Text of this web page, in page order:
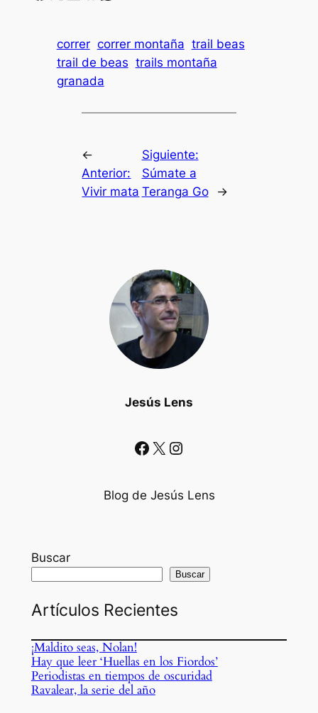
Jesús Lens
Facebook X Instagram
Blog de Jesús Lens
correr correr montaña trail beas
trail de beas trails montaña
granada
←
Anterior:
Vivir mata
Siguiente:
Súmate a
Teranga Go
→
Buscar
Buscar
Artículos Recientes
¡Maldito seas, Nolan!
Hay que leer ‘Huellas en los Fiordos’
Periodistas en tiempos de oscuridad
Ravalear, la serie del año